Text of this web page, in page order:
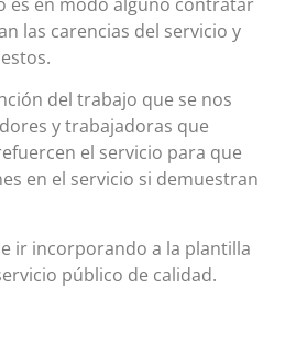
las carencias del servicio y
del trabajo que se nos
y trabajadoras que
el servicio para que
en el servicio si demuestran
ir incorporando a la plantilla
público de calidad.